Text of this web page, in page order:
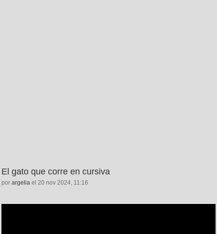
El gato que corre en cursiva
por argelia el 20 nov 2024, 11:16